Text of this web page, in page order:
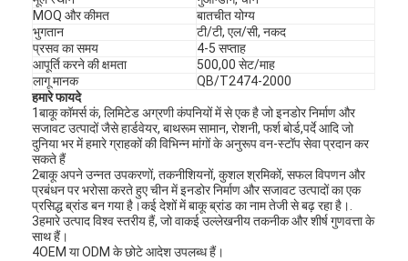
MOQ और कीमत
बातचीत योग्य
भुगतान
टी/टी, एल/सी, नकद
प्रसव का समय
4-5 सप्ताह
आपूर्ति करने की क्षमता
500,00 सेट/माह
लागू मानक
QB/T2474-2000
हमारे फायदे
1बाकू कॉमर्स कं, लिमिटेड अग्रणी कंपनियों में से एक है जो इनडोर निर्माण और
सजावट उत्पादों जैसे हार्डवेयर, बाथरूम सामान, रोशनी, फर्श बोर्ड,पर्दे आदि जो
दुनिया भर में हमारे ग्राहकों की विभिन्न मांगों के अनुरूप वन-स्टॉप सेवा प्रदान कर
सकते हैं
2बाकू अपने उन्नत उपकरणों, तकनीशियनों, कुशल श्रमिकों, सफल विपणन और
प्रबंधन पर भरोसा करते हुए चीन में इनडोर निर्माण और सजावट उत्पादों का एक
प्रसिद्ध ब्रांड बन गया है।कई देशों में बाकू ब्रांड का नाम तेजी से बढ़ रहा है।.
3हमारे उत्पाद विश्व स्तरीय हैं, जो वाकई उल्लेखनीय तकनीक और शीर्ष गुणवत्ता के
साथ हैं।
4OEM या ODM के छोटे आदेश उपलब्ध हैं।